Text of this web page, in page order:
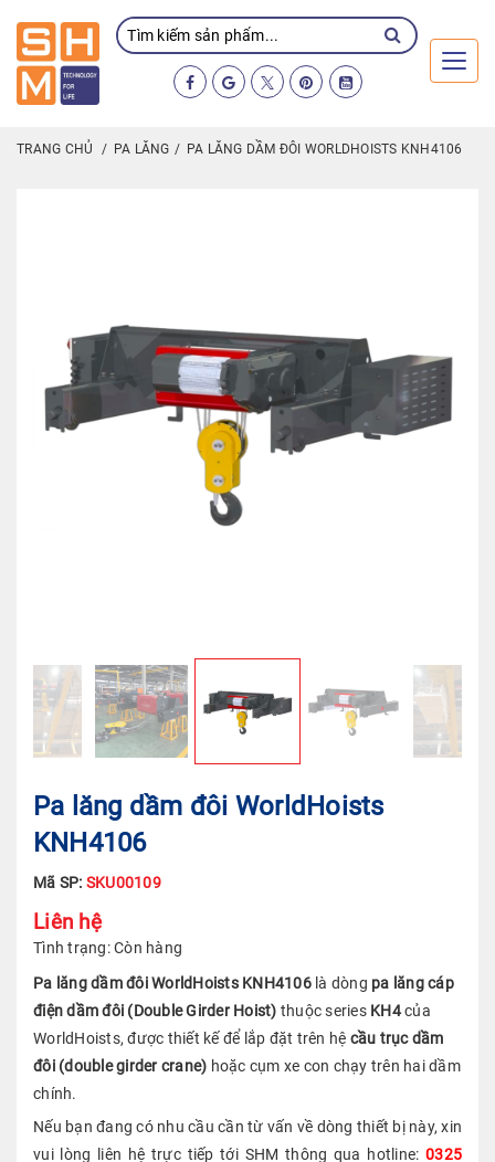
TRANG CHỦ PA LĂNG PA LĂNG DẦM ĐÔI WORLDHOISTS KNH4106
Pa lăng dầm đôi WorldHoists
KNH4106
Mã SP: SKU00109
Liên hệ
Tình trạng:Còn hàng
Pa lăng dầm đôi WorldHoists KNH4106là dòng pa lăng cáp
điện dầm đôi (Double Girder Hoist) thuộc series KH4của
WorldHoists, được thiết kế để lắp đặt trên hệ cầu trục dầm
đôi (double girder crane) hoặc cụm xe con chạy trên hai dầm
chính.
Nếu bạn đang có nhu cầu cần từ vấn về dòng thiết bị này, xin
vui lòng liên hệ trực tiếp tới SHM thông qua hotline: 0325